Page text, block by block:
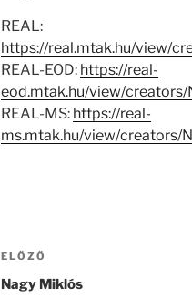
REAL:
https://real.mtak.hu/view/
REAL-EOD: https://real-
eod.mtak.hu/view/creators/
REAL-MS: https://real-
ms.mtak.hu/view/creators/
Bejegyzés
navigáció
Korábbi
bejegyzés
ELŐZŐ
Nagy Miklós